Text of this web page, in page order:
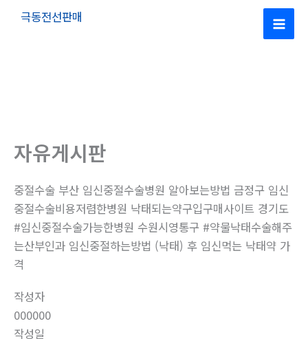
극동전선판매
Main
자유게시판
중절수술 부산 임신중절수술병원 알아보는방법 금정구 임신
중절수술비용저렴한병원 낙태되는약구입구매사이트 경기도
#임신중절수술가능한병원 수원시영통구 #약물낙태수술해주
는산부인과 임신중절하는방법 (낙태) 후 임신먹는 낙­태약 가
격
작성자
000000
작성일